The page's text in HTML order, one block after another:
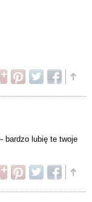
bardzo lubię te twoje